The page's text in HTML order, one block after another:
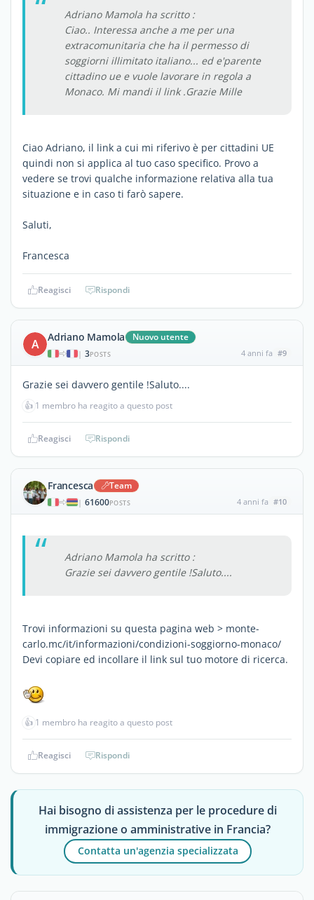
Adriano Mamola ha scritto :
Ciao.. Interessa anche a me per una
extracomunitaria che ha il permesso di
soggiorni illimitato italiano... ed e'parente
cittadino ue e vuole lavorare in regola a
Monaco. Mi mandi il link .Grazie Mille
Ciao Adriano, il link a cui mi riferivo è per cittadini UE
quindi non si applica al tuo caso specifico. Provo a
vedere se trovi qualche informazione relativa alla tua
situazione e in caso ti farò sapere.
Saluti,
Francesca
Reagisci Rispondi
A Adriano Mamola Nuovo utente
| 3POSTS 4 anni fa #9
Grazie sei davvero gentile !Saluto....
👍 1 membro ha reagito a questo post
Reagisci Rispondi
Francesca Team
| 61600POSTS 4 anni fa #10
Adriano Mamola ha scritto :
Grazie sei davvero gentile !Saluto....
Trovi informazioni su questa pagina web > monte-
carlo.mc/it/informazioni/condizioni-soggiorno-monaco/
Devi copiare ed incollare il link sul tuo motore di ricerca.
👍 1 membro ha reagito a questo post
Reagisci Rispondi
Hai bisogno di assistenza per le procedure di
immigrazione o amministrative in Francia?
Contatta un'agenzia specializzata